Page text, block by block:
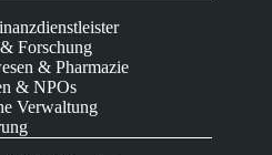
Forschung
& Pharmazie
& NPOs
Verwaltung